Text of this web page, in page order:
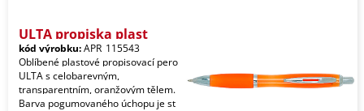
ULTA propiska plast
kód výrobku:APR_115543
Oblíbené plastové propisovací pero
ULTA s celobarevným,
transparentním, oranžovým tělem.
Barva pogumovaného úchopu je st